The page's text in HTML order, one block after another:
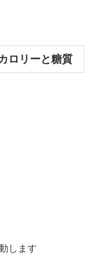
ロリーと糖質
します